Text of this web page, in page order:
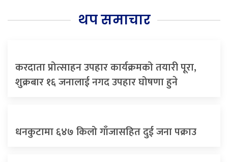
थप समाचार
करदाता प्रोत्साहन उपहार कार्यक्रमको तयारी पूरा,
शुक्रबार १६ जनालाई नगद उपहार घोषणा हुने
धनकुटामा ६४७ किलो गाँजासहित दुई जना पक्राउ